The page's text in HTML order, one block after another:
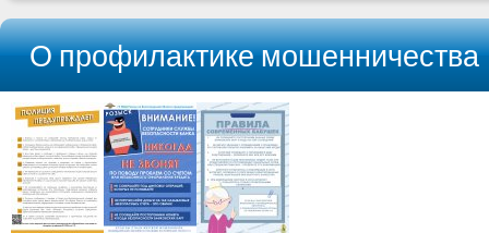
О профилактике мошенничества